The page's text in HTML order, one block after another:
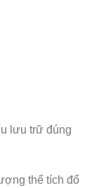
lưu trữ đúng
thể tích đổ